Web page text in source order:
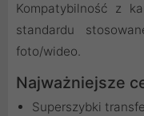
Kompatybilność z
standardu
foto/wideo.
Najważniejsze
Superszybki